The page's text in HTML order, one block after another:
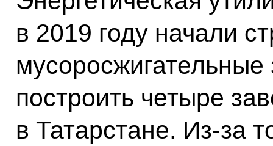
в 2019 году начали
построить четыре
в Татарстане. Из-за